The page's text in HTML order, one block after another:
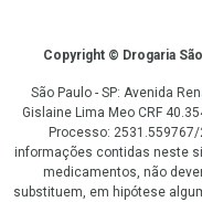
CopyrightCopyright © Drogaria
São Paulo - SP: Avenida
Gislaine Lima Meo CRF
Processo:
informações contidas neste
medicamentos, não
substituem, em hipótese